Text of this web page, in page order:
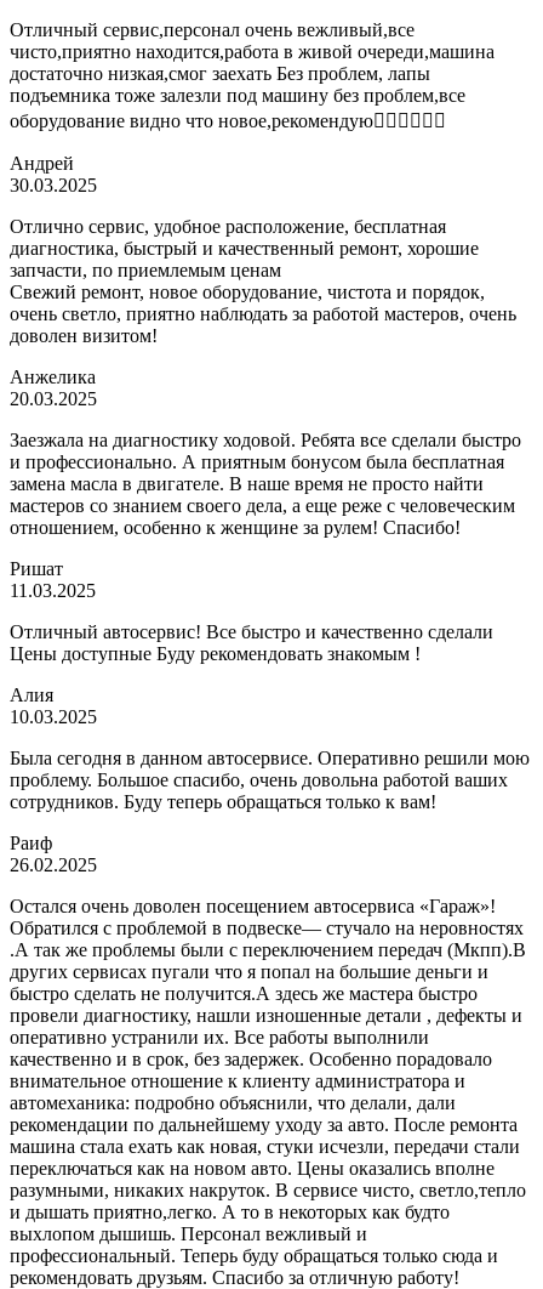
Отличный сервис,персонал очень вежливый,все
чисто,приятно находится,работа в живой очереди,машина
достаточно низкая,смог заехать Без проблем, лапы
подъемника тоже залезли под машину без проблем,все
оборудование видно что новое,рекомендую👍🏼👍🏼👍🏼
Андрей
30.03.2025
Отлично сервис, удобное расположение, бесплатная
диагностика, быстрый и качественный ремонт, хорошие
запчасти, по приемлемым ценам
Свежий ремонт, новое оборудование, чистота и порядок,
очень светло, приятно наблюдать за работой мастеров, очень
доволен визитом!
Анжелика
20.03.2025
Заезжала на диагностику ходовой. Ребята все сделали быстро
и профессионально. А приятным бонусом была бесплатная
замена масла в двигателе. В наше время не просто найти
мастеров со знанием своего дела, а еще реже с человеческим
отношением, особенно к женщине за рулем! Спасибо!
Ришат
11.03.2025
Отличный автосервис! Все быстро и качественно сделали
Цены доступные Буду рекомендовать знакомым !
Алия
10.03.2025
Была сегодня в данном автосервисе. Оперативно решили мою
проблему. Большое спасибо, очень довольна работой ваших
сотрудников. Буду теперь обращаться только к вам!
Раиф
26.02.2025
Остался очень доволен посещением автосервиса «Гараж»!
Обратился с проблемой в подвеске— стучало на неровностях
.А так же проблемы были с переключением передач (Мкпп).В
других сервисах пугали что я попал на большие деньги и
быстро сделать не получится.А здесь же мастера быстро
провели диагностику, нашли изношенные детали , дефекты и
оперативно устранили их. Все работы выполнили
качественно и в срок, без задержек. Особенно порадовало
внимательное отношение к клиенту администратора и
автомеханика: подробно объяснили, что делали, дали
рекомендации по дальнейшему уходу за авто. После ремонта
машина стала ехать как новая, стуки исчезли, передачи стали
переключаться как на новом авто. Цены оказались вполне
разумными, никаких накруток. В сервисе чисто, светло,тепло
и дышать приятно,легко. А то в некоторых как будто
выхлопом дышишь. Персонал вежливый и
профессиональный. Теперь буду обращаться только сюда и
рекомендовать друзьям. Спасибо за отличную работу!